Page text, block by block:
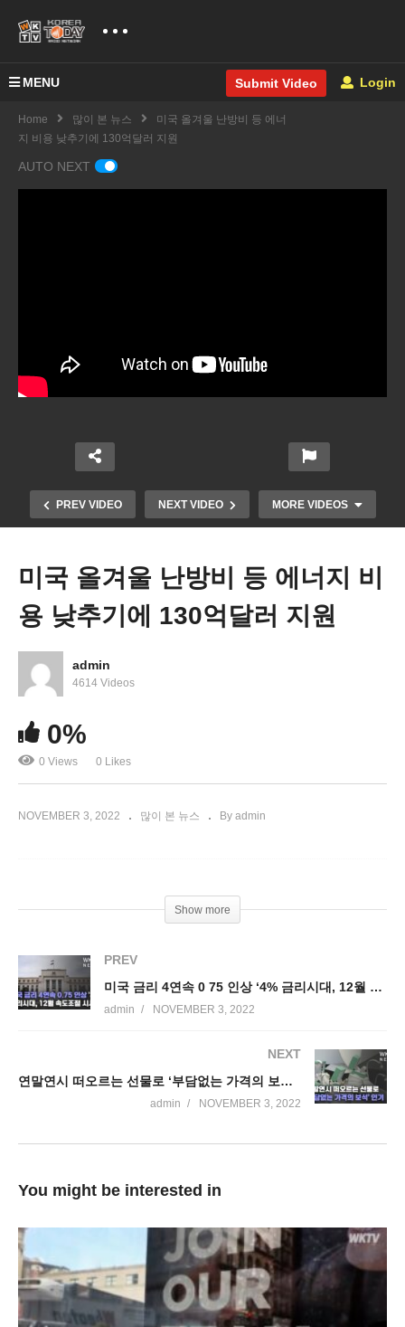
MENU Submit Video Login
Home 많이 본 뉴스
미국 올겨울 난방비 등 에너
지 비용 낮추기에 130억달러 지원
AUTO NEXT
PREV VIDEO NEXT VIDEO MORE VIDEOS
미국 내년 봄까지 기준금리 5%이상으로 올린다
미국 올겨울 난방비 등 에너지 비
용 낮추기에 130억달러 지원
admin
4614 Videos
0%
0 Views 0 Likes
NOVEMBER 3, 2022 많이 본 뉴스 By admin
Show more
PREV
미국 금리 4연속 0 75 인상 ‘4% 금리시대, 12월 속도조절 시사’
admin NOVEMBER 3, 2022
NEXT
연말연시 떠오르는 선물로 ‘부담없는 가격의 보석’ 인기
admin NOVEMBER 3, 2022
You might be interested in